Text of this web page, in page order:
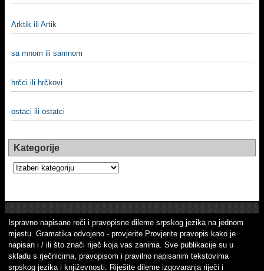
Arktik ili Artik
sa mnom ili samnom
hrčci ili hrčkovi
ostaci ili ostatci
Kategorije
Kategorije
Ispravno napisane reči i pravopisne dileme srpskog jezika na jednom
mjestu. Gramatika odvojeno - provjerite Provjerite pravopis kako je
napisan i / ili što znači riječ koja vas zanima. Sve publikacije su u
skladu s rječnicima, pravopisom i pravilno napisanim tekstovima
srpskog jezika i književnosti. Riješite dileme izgovaranja riječi i